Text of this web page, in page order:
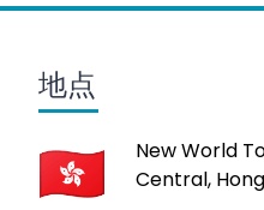
地点
New World
Central,